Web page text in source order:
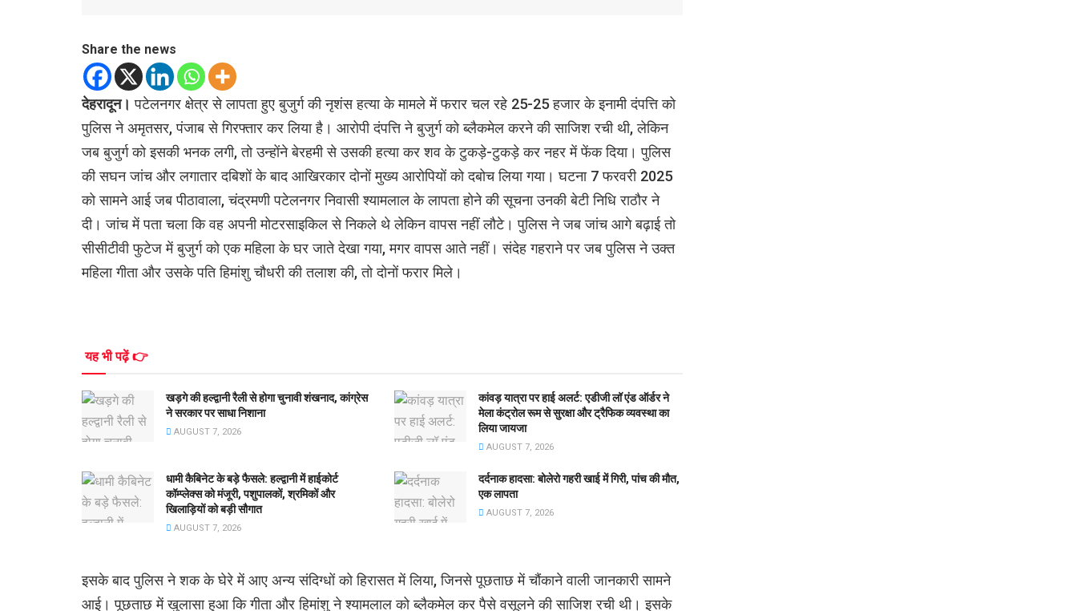
Share the news
देहरादून।पटेलनगर क्षेत्र से लापता हुए बुजुर्ग की नृशंस हत्या के मामले में फरार चल रहे 25-25 हजार के इनामी दंपत्ति को
पुलिस ने अमृतसर, पंजाब से गिरफ्तार कर लिया है। आरोपी दंपत्ति ने बुजुर्ग को ब्लैकमेल करने की साजिश रची थी, लेकिन
जब बुजुर्ग को इसकी भनक लगी, तो उन्होंने बेरहमी से उसकी हत्या कर शव के टुकड़े-टुकड़े कर नहर में फेंक दिया। पुलिस
की सघन जांच और लगातार दबिशों के बाद आखिरकार दोनों मुख्य आरोपियों को दबोच लिया गया। घटना 7 फरवरी 2025
को सामने आई जब पीठावाला, चंद्रमणी पटेलनगर निवासी श्यामलाल के लापता होने की सूचना उनकी बेटी निधि राठौर ने
दी। जांच में पता चला कि वह अपनी मोटरसाइकिल से निकले थे लेकिन वापस नहीं लौटे। पुलिस ने जब जांच आगे बढ़ाई तो
सीसीटीवी फुटेज में बुजुर्ग को एक महिला के घर जाते देखा गया, मगर वापस आते नहीं। संदेह गहराने पर जब पुलिस ने उक्त
महिला गीता और उसके पति हिमांशु चौधरी की तलाश की, तो दोनों फरार मिले।
यह भी पढ़ें 👉
खड़गे की हल्द्वानी रैली से होगा चुनावी शंखनाद, कांग्रेस
ने सरकार पर साधा निशाना
AUGUST 7, 2026
कांवड़ यात्रा पर हाई अलर्ट: एडीजी लॉ एंड ऑर्डर ने
मेला कंट्रोल रूम से सुरक्षा और ट्रैफिक व्यवस्था का
लिया जायजा
AUGUST 7, 2026
धामी कैबिनेट के बड़े फैसले: हल्द्वानी में हाईकोर्ट
कॉम्प्लेक्स को मंजूरी, पशुपालकों, श्रमिकों और
खिलाड़ियों को बड़ी सौगात
AUGUST 7, 2026
दर्दनाक हादसा: बोलेरो गहरी खाई में गिरी, पांच की मौत,
एक लापता
AUGUST 7, 2026
इसके बाद पुलिस ने शक के घेरे में आए अन्य संदिग्धों को हिरासत में लिया, जिनसे पूछताछ में चौंकाने वाली जानकारी सामने
आई। पूछताछ में खुलासा हुआ कि गीता और हिमांशु ने श्यामलाल को ब्लैकमेल कर पैसे वसूलने की साजिश रची थी। इसके